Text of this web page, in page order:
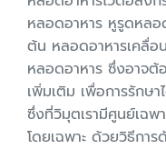
หลอดอาหาร หูรูดหลอ
ต้น หลอดอาหารเคลื่อ
หลอดอาหาร ซึ่งอาจ
เพิ่มเติม เพื่อการรักษ
ซึ่งที่วิมุตเรามีศูนย์เฉพ
โดยเฉพาะ ด้วยวิธีการ